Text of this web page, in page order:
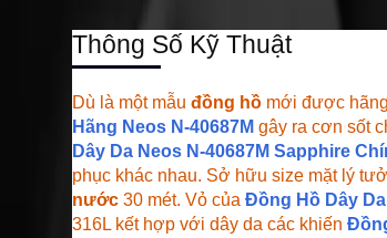
Thông Số Kỹ Thuật
Dù là một mẫu đồng hồ mới được hãng
Hãng Neos N-40687M gây ra cơn sốt
Dây Da Neos N-40687M Sapphire
phục khác nhau. Sở hữu size mặt lý
nước 30 mét. Vỏ của Đồng Hồ Dây
316L kết hợp với dây da các khiến